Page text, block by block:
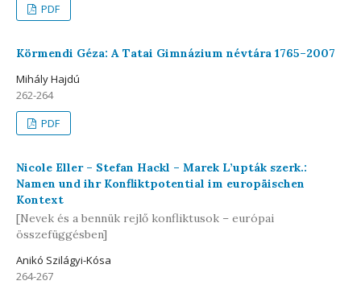
PDF
Körmendi Géza: A Tatai Gimnázium névtára 1765–2007
Mihály Hajdú
262-264
PDF
Nicole Eller – Stefan Hackl – Marek L’upták szerk.:
Namen und ihr Konfliktpotential im europäischen
Kontext
[Nevek és a bennük rejlő konfliktusok – európai
összefüggésben]
Anikó Szilágyi-Kósa
264-267